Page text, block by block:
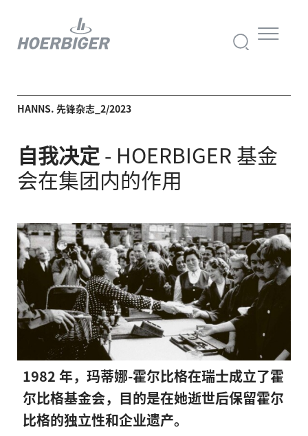
HANNS. 先锋杂志_2/2023
自我决定- HOERBIGER 基金
会在集团内的作用
1982 年，玛蒂娜-霍尔比格在瑞士成立了霍
尔比格基金会，目的是在她逝世后保留霍尔
比格的独立性和企业遗产。